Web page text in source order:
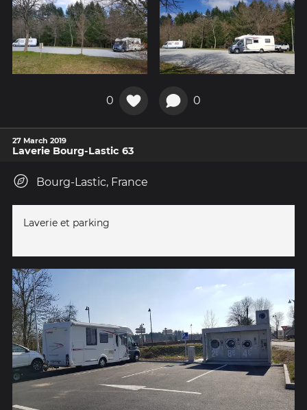
0 0
27 March 2019
Laverie Bourg-Lastic 63
Bourg-Lastic, France
Laverie et parking